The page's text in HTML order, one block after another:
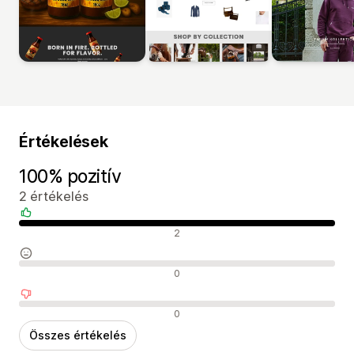
Értékelések
100% pozitív
2 értékelés
Pozitív értékelések 2
Semleges értékelések 0
Negatív értékelések 0
Összes értékelés